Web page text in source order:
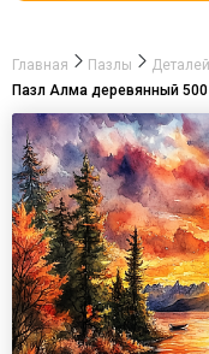
Главная Пазлы Деталей
Пазл Алма деревянный